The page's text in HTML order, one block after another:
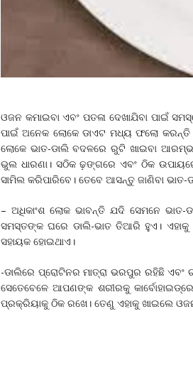
ଓଜନ କମାଇବା ଏବଂ ପତଳା ଦେଖାଯିବା ପାଇଁ
ପାଇଁ ଅନେକ ଲୋକେ ଡାଏଟ ମଧ୍ୟ ଫଲୋ କରନ୍ତି
ଲୋକେ ଭାତ-ଡାଲି ବଦଳରେ ରୁଟି ଖାଇବା
ଭୁଲ ଧାରଣା। ସଠିକ ଢ଼ଙ୍ଗରେ ଏବଂ ଠିକ
ସାମିଲ କରିପାରିବେ। ତେବେ ଆସନ୍ତୁ ଜାଣିବା
– ଅଧିକାଂଶ ଲୋକ ଭାବନ୍ତି ଯଦି ସେମନେ ଭାତ-
ସମସ୍ତଙ୍କ ଘରେ ଡାଲି-ଭାତ ତିଆରି ହୁଏ। ଏହାକୁ
ସହାୟକ ହୋଇଥାଏ।
-ଡାଲିରେ ପ୍ରୋଟିନର ମାତ୍ରା ଭରପୁର ରହିଛି ଏବଂ
ସେତେବେଳେ ଆପଣଙ୍କ ଶରୀରକୁ
ପ୍ରକ୍ରିୟାକୁ ଠିକ ରଖେ। ତେଣୁ ଏହାକୁ ଖାଇଲେ